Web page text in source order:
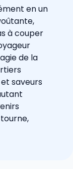
en un
à couper
de la
saveurs